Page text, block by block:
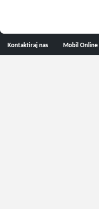
Kontaktiraj nas Mobil Online